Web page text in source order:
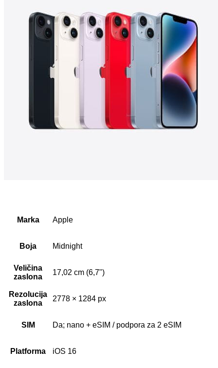
Marka Apple
Boja Midnight
Veličina
zaslona
17,02 cm (6,7")
Rezolucija
zaslona
2778 × 1284 px
SIM Da; nano + eSIM / podpora za 2 eSIM
Platforma iOS 16